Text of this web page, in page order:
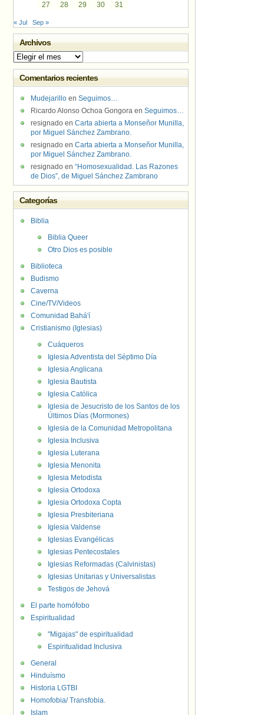
27
28 29 30 31
« Jul Sep »
Archivos
Archivos
Comentarios recientes
Mudejarillo en Seguimos…
Ricardo Alonso Ochoa Gongora en Seguimos…
resignado en Carta abierta a Monseñor Munilla,
por Miguel Sánchez Zambrano.
resignado en Carta abierta a Monseñor Munilla,
por Miguel Sánchez Zambrano.
resignado en “Homosexualidad. Las Razones
de Dios”, de Miguel Sánchez Zambrano
Categorías
Biblia
Biblia Queer
Otro Dios es posible
Biblioteca
Budismo
Caverna
Cine/TV/Videos
Comunidad Bahá'í
Cristianismo (Iglesias)
Cuáqueros
Iglesia Adventista del Séptimo Día
Iglesia Anglicana
Iglesia Bautista
Iglesia Católica
Iglesia de Jesucristo de los Santos de los
Últimos Días (Mormones)
Iglesia de la Comunidad Metropolitana
Iglesia Inclusiva
Iglesia Luterana
Iglesia Menonita
Iglesia Metodista
Iglesia Ortodoxa
Iglesia Ortodoxa Copta
Iglesia Presbiteriana
Iglesia Valdense
Iglesias Evangélicas
Iglesias Pentecostales
Iglesias Reformadas (Calvinistas)
Iglesias Unitarias y Universalistas
Testigos de Jehová
El parte homófobo
Espiritualidad
"Migajas" de espiritualidad
Espiritualidad Inclusiva
General
Hinduísmo
Historia LGTBI
Homofobia/ Transfobia.
Islam